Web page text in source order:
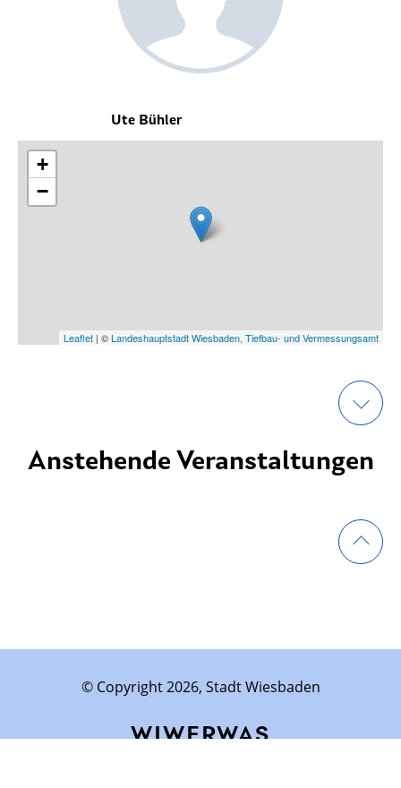
Ute Bühler
+
−
Leaflet | ©Landeshauptstadt Wiesbaden, Tiefbau- und Vermessungsamt
Anstehende Veranstaltungen
© Copyright 2026, Stadt Wiesbaden
WIWERWAS